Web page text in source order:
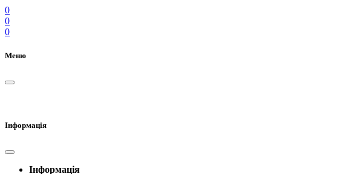
0
0
0
Меню
Інформація
Інформація